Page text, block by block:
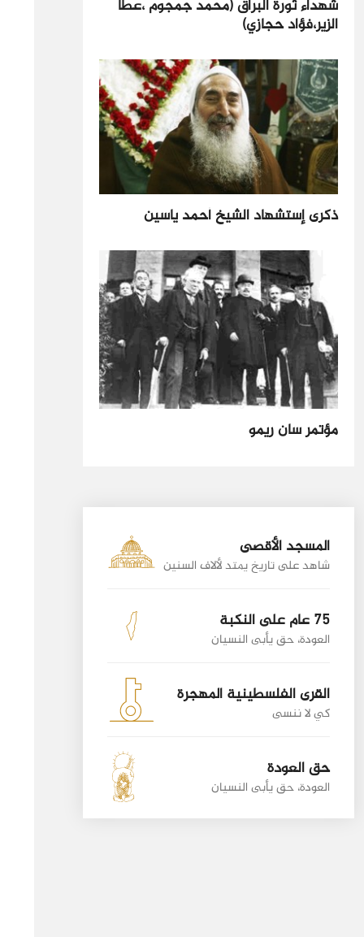
شهداء ثورة البراق (محمد جمجوم ،عطا
الزير،فؤاد حجازي)
ذكرى إستشهاد الشيخ أحمد ياسين
مؤتمر سان ريمو
المسجد الأقصى
شاهد على تاريخ يمتد لألاف السنين
75 عام على النكبة
العودة، حق يأبى النسيان
القرى الفلسطينية المهجرة
كي لا ننسى
حق العودة
العودة، حق يأبى النسيان